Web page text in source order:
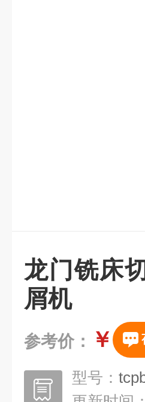
龙门铣床
屑机
参考价： ￥
型号：